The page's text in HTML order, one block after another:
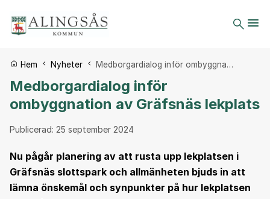
Du är här:
Hem Nyheter Medborgardialog inför ombyggna…
Medborgardialog inför
ombyggnation av Gräfsnäs lekplats
Publicerad: 25 september 2024
Nu pågår planering av att rusta upp lekplatsen i
Gräfsnäs slottspark och allmänheten bjuds in att
lämna önskemål och synpunkter på hur lekplatsen